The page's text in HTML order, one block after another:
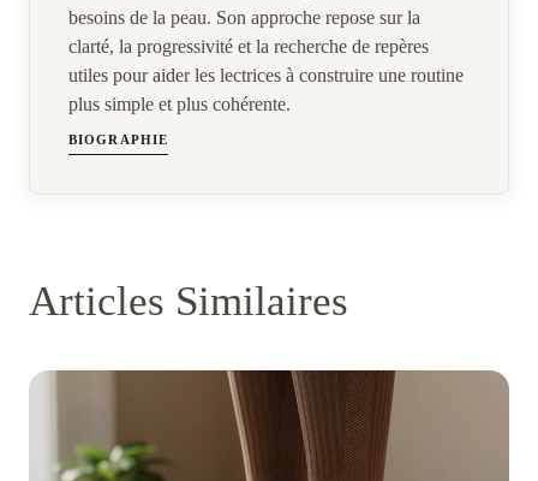
besoins de la peau. Son approche repose sur la
clarté, la progressivité et la recherche de repères
utiles pour aider les lectrices à construire une routine
plus simple et plus cohérente.
BIOGRAPHIE
Articles Similaires